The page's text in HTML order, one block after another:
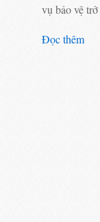
vụ bảo vệ
Đọc thêm